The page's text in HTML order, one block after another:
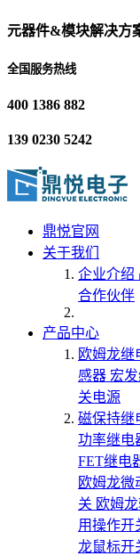
元器件&模块解决方
全国服务热线
400 1386 882
139 0230 5242
鼎悦官网
关于我们
企业介绍
合作伙伴
产品中心
欧姆龙继
感器 宏
关电源
磁保持继
功率继电
FET继电
欧姆龙微
关 欧姆
用操作开
龙鼠标开